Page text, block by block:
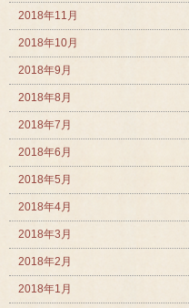
2018年11月
2018年10月
2018年9月
2018年8月
2018年7月
2018年6月
2018年5月
2018年4月
2018年3月
2018年2月
2018年1月